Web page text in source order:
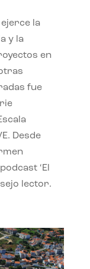
la
y la
en
fue
Desde
‘El
lector.